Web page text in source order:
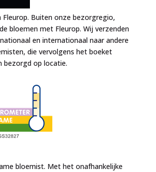
Fleurop. Buiten onze bezorgregio,
bloemen met Fleurop. Wij verzenden
en internationaal naar andere
die vervolgens het boeket
bezorgd op locatie.
bloemist. Met het onafhankelijke